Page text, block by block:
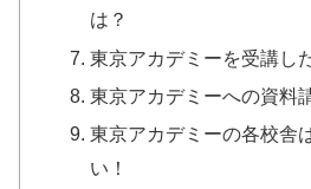
は？
東京アカデミーを受講し
東京アカデミーへの資料
東京アカデミーの各校舎
い！